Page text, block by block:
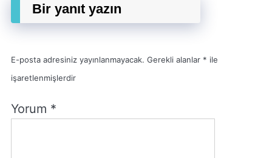
Bir yanıt yazın
E-posta adresiniz yayınlanmayacak. Gerekli alanlar * ile
işaretlenmişlerdir
Yorum *